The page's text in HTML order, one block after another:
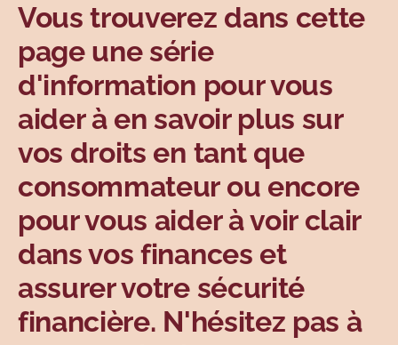
Sujets
Sujets
Vous trouverez dans cette
page une série
d'information pour vous
aider à en savoir plus sur
vos droits en tant que
consommateur ou encore
pour vous aider à voir clair
dans vos finances et
assurer votre sécurité
financière. N'hésitez pas à